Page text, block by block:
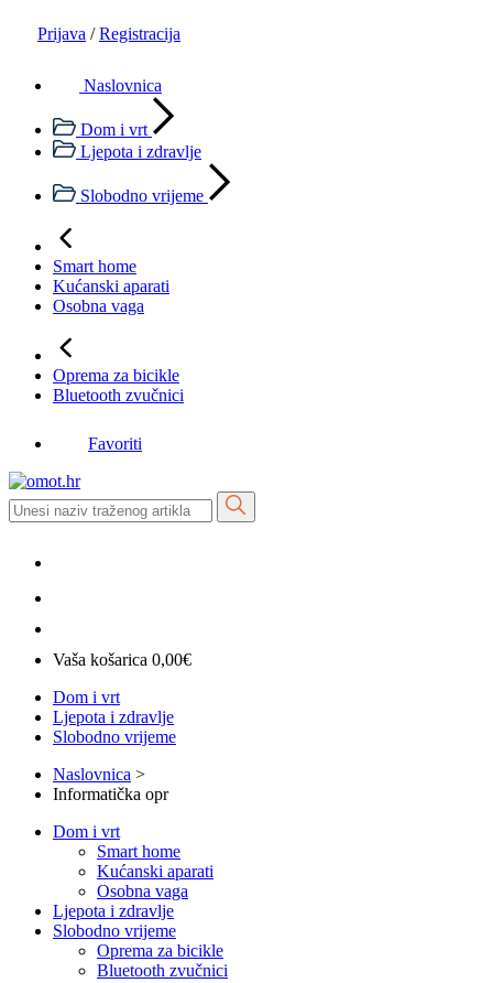
Prijava / Registracija
Naslovnica
Dom i vrt
Ljepota i zdravlje
Slobodno vrijeme
Smart home
Kućanski aparati
Osobna vaga
Oprema za bicikle
Bluetooth zvučnici
Favoriti
Vaša košarica 0,00€
Dom i vrt
Ljepota i zdravlje
Slobodno vrijeme
Naslovnica >
Informatička opr
Dom i vrt
Smart home
Kućanski aparati
Osobna vaga
Ljepota i zdravlje
Slobodno vrijeme
Oprema za bicikle
Bluetooth zvučnici